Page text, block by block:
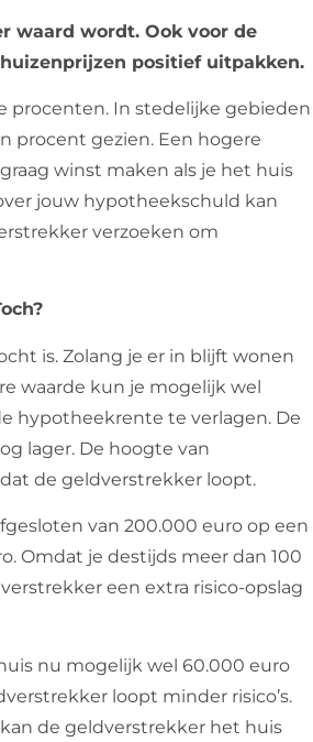
waard wordt. Ook voor de
positief uitpakken.
procenten. In stedelijke gebieden
procent gezien. Een hogere
winst maken als je het huis
jouw hypotheekschuld kan
verzoeken om
is. Zolang je er in blijft wonen
waarde kun je mogelijk wel
hypotheekrente te verlagen. De
lager. De hoogte van
de geldverstrekker loopt.
van 200.000 euro op een
Omdat je destijds meer dan 100
een extra risico-opslag
nu mogelijk wel 60.000 euro
loopt minder risico’s.
de geldverstrekker het huis